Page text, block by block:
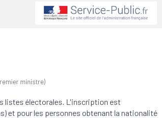
ministre)
listes électorales. L'inscription est
et pour les personnes obtenant la nationalité